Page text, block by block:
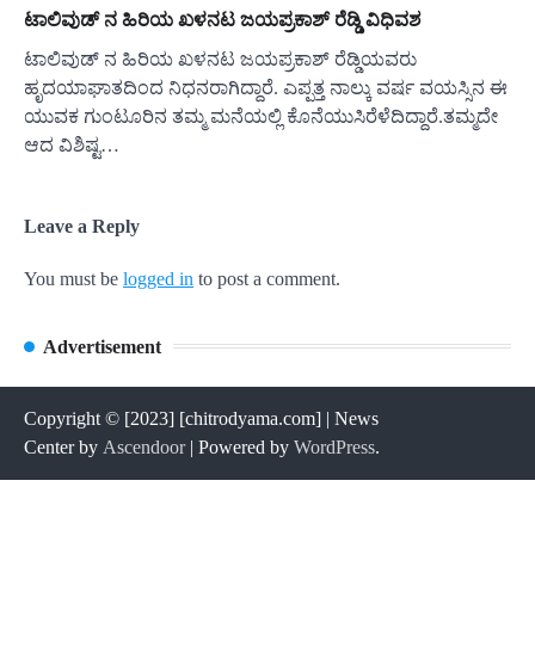
ಟಾಲಿವುಡ್ ನ ಹಿರಿಯ ಖಳನಟ ಜಯಪ್ರಕಾಶ್ ರೆಡ್ಡಿ ವಿಧಿವಶ
ಟಾಲಿವುಡ್ ನ ಹಿರಿಯ ಖಳನಟ ಜಯಪ್ರಕಾಶ್ ರೆಡ್ಡಿಯವರು
ಹೃದಯಾಘಾತದಿಂದ ನಿಧನರಾಗಿದ್ದಾರೆ. ಎಪ್ಪತ್ತ ನಾಲ್ಕು ವರ್ಷ ವಯಸ್ಸಿನ ಈ
ಯುವಕ ಗುಂಟೂರಿನ ತಮ್ಮ ಮನೆಯಲ್ಲಿ ಕೊನೆಯುಸಿರೆಳೆದಿದ್ದಾರೆ.ತಮ್ಮದೇ
ಆದ ವಿಶಿಷ್ಟ…
Leave a Reply
You must be logged in to post a comment.
Advertisement
Copyright © [2023] [chitrodyama.com] | News
Center by Ascendoor| Powered by WordPress.